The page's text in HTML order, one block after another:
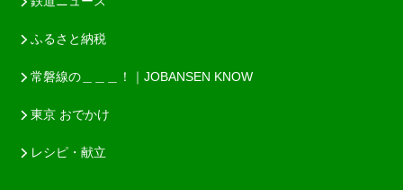
ふるさと納税
常磐線の＿＿＿！｜JOBANSEN KNOW
東京 おでかけ
レシピ・献立